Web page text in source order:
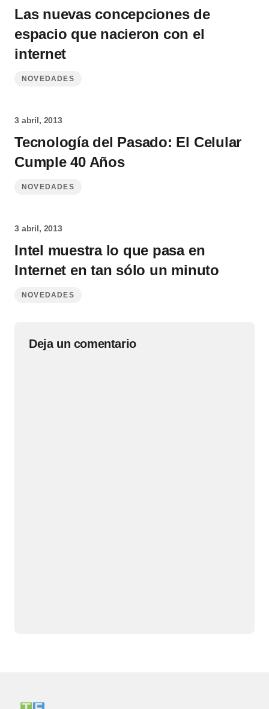
Las nuevas concepciones de
espacio que nacieron con el
internet
NOVEDADES
3 abril, 2013
Tecnología del Pasado: El Celular
Cumple 40 Años
NOVEDADES
3 abril, 2013
Intel muestra lo que pasa en
Internet en tan sólo un minuto
NOVEDADES
Deja un comentario